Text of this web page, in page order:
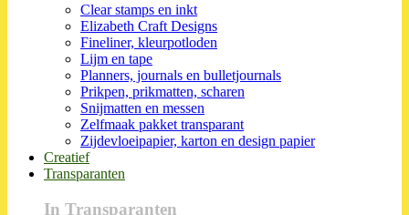
Clear stamps en inkt
Elizabeth Craft Designs
Fineliner, kleurpotloden
Lijm en tape
Planners, journals en bulletjournals
Prikpen, prikmatten, scharen
Snijmatten en messen
Zelfmaak pakket transparant
Zijdevloeipapier, karton en design papier
Creatief
Transparanten
In Transparanten